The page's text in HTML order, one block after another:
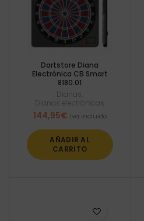
Dartstore Diana
Electrónica CB Smart
8180.01
Dianas
Dianas electrónicas
144,95€ Iva incluido
AÑADIR AL
CARRITO